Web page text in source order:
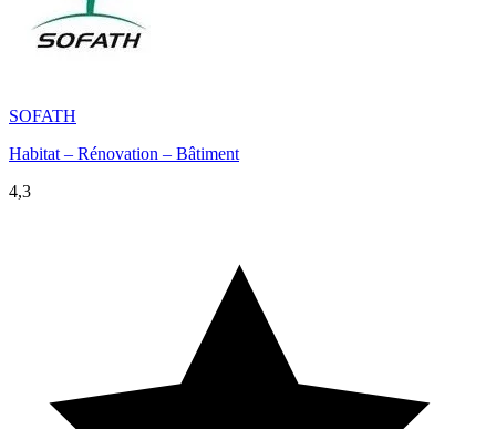
SOFATH
Habitat – Rénovation – Bâtiment
4,3